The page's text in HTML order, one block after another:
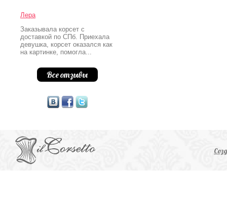
Лера
Заказывала корсет с
доставкой по СПб. Приехала
девушка, корсет оказался как
на картинке, помогла...
Все отзывы